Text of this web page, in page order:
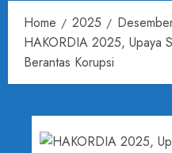
Home 2025
HAKORDIA 2025, Upaya
Berantas Korupsi